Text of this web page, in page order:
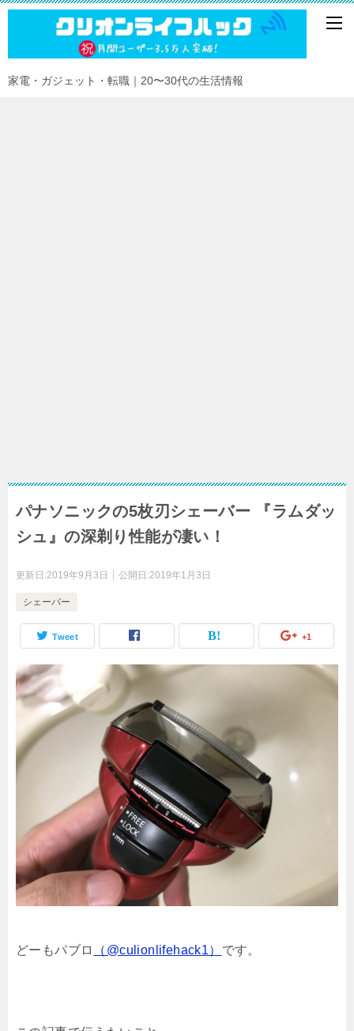
家電・ガジェット・転職｜20〜30代の生活情報
パナソニックの5枚刃シェーバー 『ラムダッ
シュ』の深剃り性能が凄い！
更新日:2019年9月3日 公開日:2019年1月3日
シェーバー
Tweet +1
どーもパブロ （@culionlifehack1） です。